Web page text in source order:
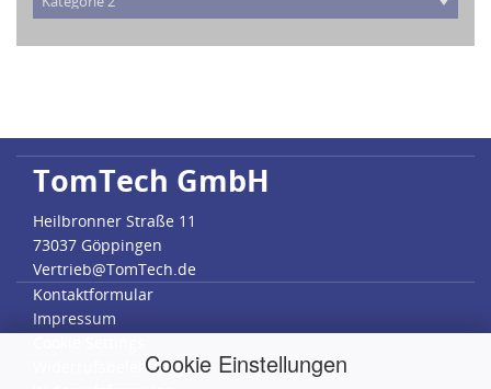
Cookie Einstellungen
TomTech GmbH
Heilbronner Straße 11
73037 Göppingen
Vertrieb@TomTech.de
Kontaktformular
Impressum
Widerrufsbelehrung